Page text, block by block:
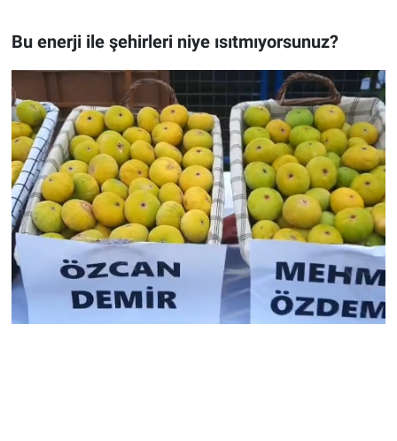
Bu enerji ile şehirleri niye ısıtmıyorsunuz?